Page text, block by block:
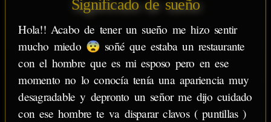
Significado de sueño
Hola!! Acabo de tener un sueño me hizo sentir
mucho miedo 😨 soñé que estaba un restaurante
con el hombre que es mi esposo pero en ese
momento no lo conocía tenía una apariencia muy
desagradable y depronto un señor me dijo cuidado
con ese hombre te va disparar clavos ( puntillas )